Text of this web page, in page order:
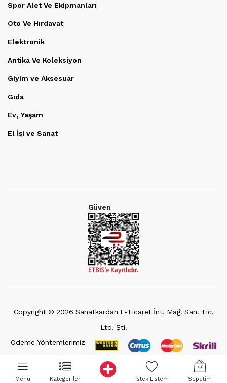
Spor Alet Ve Ekipmanları
Oto Ve Hırdavat
Elektronik
Antika Ve Koleksiyon
Giyim ve Aksesuar
Gıda
Ev, Yaşam
El İşi ve Sanat
Güven
Copyright © 2026 Sanatkardan E-Ticaret İnt. Mağ. San. Tic.
Ltd. Şti.
Ödeme Yöntemlerimiz
Menü Kategoriler İstek Listem Sepetim